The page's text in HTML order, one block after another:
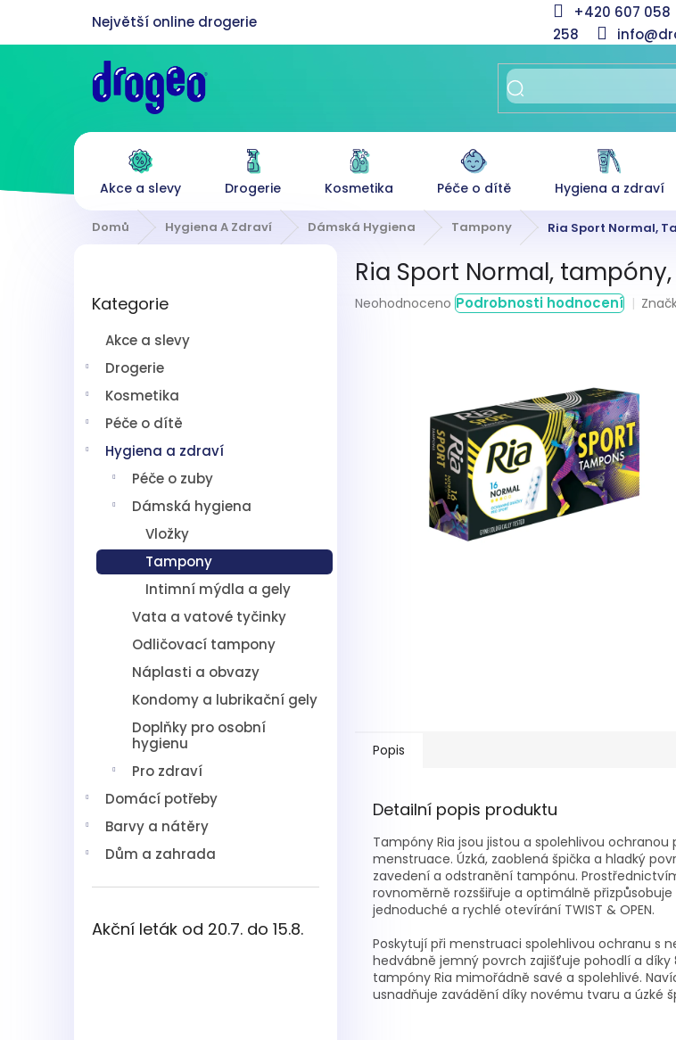
obsah
+420 607 058
258
Akce a slevy Drogerie Kosmetika Péče o dítě Hygiena a zdraví
Domů Hygiena A Zdraví Dámská Hygiena Tampony Ria Sport Normal,
kategorie
Kategorie
Akce a slevy
Drogerie
Kosmetika
Péče o dítě
Hygiena a zdraví
Péče o zuby
Dámská hygiena
Vložky
Tampony
Intimní mýdla a gely
Vata a vatové tyčinky
Odličovací tampony
Náplasti a obvazy
Kondomy a lubrikační gely
Doplňky pro osobní
hygienu
Pro zdraví
Domácí potřeby
Barvy a nátěry
Dům a zahrada
Akční leták od 20.7. do 15.8.
Ria Sport Normal, tampóny,
Průměrné
Neohodnoceno Podrobnosti hodnocení
Popis
Detailní popis produktu
Tampóny Ria jsou jistou a spolehlivou ochranou
menstruace. Úzká, zaoblená špička a hladký
zavedení a odstranění tampónu.
rovnoměrně rozsšiřuje a optimálně
jednoduché a rychlé otevírání TWIST & OPEN.
Poskytují při menstruaci spolehlivou ochranu s
hedvábně jemný povrch zajišťuje pohodlí a díky
tampóny Ria mimořádně savé a spolehlivé.
usnadňuje zavádění díky novému tvaru a úzké